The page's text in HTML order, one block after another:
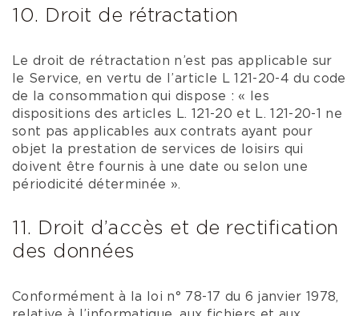
10. Droit de rétractation
Le droit de rétractation n’est pas applicable sur
le Service, en vertu de l’article L 121-20-4 du code
de la consommation qui dispose : « les
dispositions des articles L. 121-20 et L. 121-20-1 ne
sont pas applicables aux contrats ayant pour
objet la prestation de services de loisirs qui
doivent être fournis à une date ou selon une
périodicité déterminée ».
11. Droit d’accès et de rectification
des données
Conformément à la loi n° 78-17 du 6 janvier 1978,